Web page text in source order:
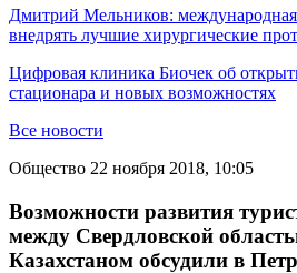
Дмитрий Мельников: международная
внедрять лучшие хирургические
Цифровая клиника Биочек об
стационара и новых возможностях
Все новости
Общество 22 ноября 2018, 10:05
Возможности развития
между Свердловской
Казахстаном обсудили в